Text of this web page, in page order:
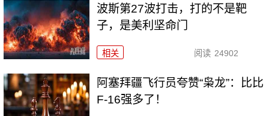
波斯第27波打击，打的不是靶
子，是美利坚命门
相关 阅读 24902
阿塞拜疆飞行员夸赞“枭龙”：比比
F-16强多了！